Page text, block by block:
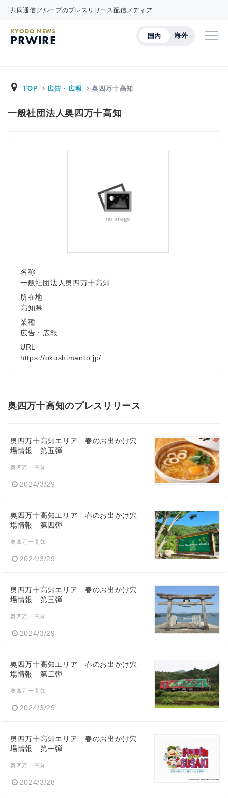
共同通信グループのプレスリリース配信メディア
国内 海外
KYODO NEWS
PRWIRE
TOP 広告・広報 奥四万十高知
一般社団法人奥四万十高知
名称
一般社団法人奥四万十高知
所在地
高知県
業種
広告・広報
URL
https://okushimanto.jp/
奥四万十高知のプレスリリース
奥四万十高知エリア 春のお出かけ穴
場情報 第五弾
奥四万十高知
2024/3/29
奥四万十高知エリア 春のお出かけ穴
場情報 第四弾
奥四万十高知
2024/3/29
奥四万十高知エリア 春のお出かけ穴
場情報 第三弾
奥四万十高知
2024/3/29
奥四万十高知エリア 春のお出かけ穴
場情報 第二弾
奥四万十高知
2024/3/29
奥四万十高知エリア 春のお出かけ穴
場情報 第一弾
奥四万十高知
2024/3/28